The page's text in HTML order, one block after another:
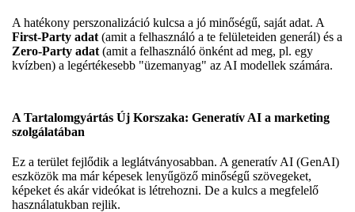
A hatékony perszonalizáció kulcsa a jó minőségű, saját adat. A
First-Party adat (amit a felhasználó a te felületeiden generál) és a
Zero-Party adat (amit a felhasználó önként ad meg, pl. egy
kvízben) a legértékesebb "üzemanyag" az AI modellek számára.
A Tartalomgyártás Új Korszaka: Generatív AI a marketing
szolgálatában
Ez a terület fejlődik a leglátványosabban. A generatív AI (GenAI)
eszközök ma már képesek lenyűgöző minőségű szövegeket,
képeket és akár videókat is létrehozni. De a kulcs a megfelelő
használatukban rejlik.